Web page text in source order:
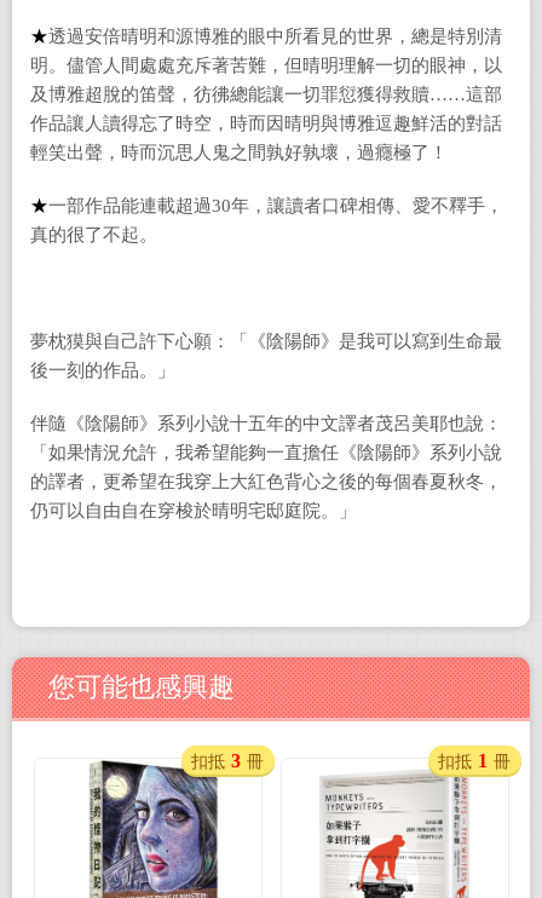
★透過安倍晴明和源博雅的眼中所看見的世界，總是特別清
明。儘管人間處處充斥著苦難，但晴明理解一切的眼神，以
及博雅超脫的笛聲，彷彿總能讓一切罪愆獲得救贖……這部
作品讓人讀得忘了時空，時而因晴明與博雅逗趣鮮活的對話
輕笑出聲，時而沉思人鬼之間孰好孰壞，過癮極了！
★一部作品能連載超過30年，讓讀者口碑相傳、愛不釋手，
真的很了不起。
夢枕獏與自己許下心願：「《陰陽師》是我可以寫到生命最
後一刻的作品。」
伴隨《陰陽師》系列小說十五年的中文譯者茂呂美耶也說：
「如果情況允許，我希望能夠一直擔任《陰陽師》系列小說
的譯者，更希望在我穿上大紅色背心之後的每個春夏秋冬，
仍可以自由自在穿梭於晴明宅邸庭院。」
您可能也感興趣
扣抵 3 冊 扣抵 1 冊